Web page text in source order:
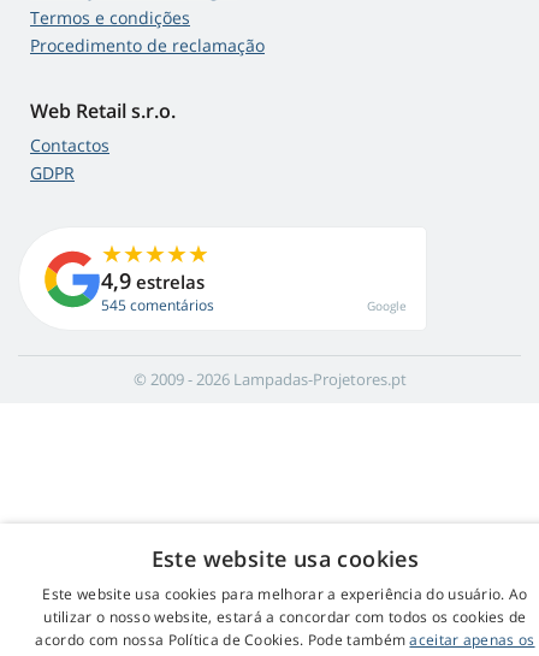
Termos e condições
Procedimento de reclamação
Web Retail s.r.o.
Contactos
GDPR
4,9 estrelas
545 comentários Google
© 2009 - 2026 Lampadas-Projetores.pt
Este website usa cookies
Este website usa cookies para melhorar a experiência do usuário. Ao
utilizar o nosso website, estará a concordar com todos os cookies de
acordo com nossa Política de Cookies. Pode tambémaceitar apenas os